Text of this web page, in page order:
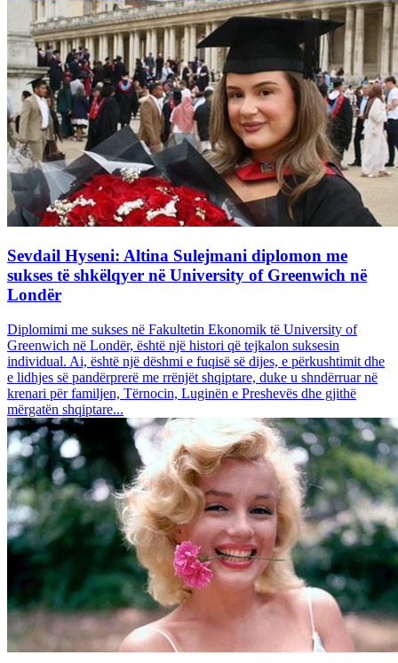
Sevdail Hyseni: Altina Sulejmani diplomon me
sukses të shkëlqyer në University of Greenwich në
Londër
Diplomimi me sukses në Fakultetin Ekonomik të University of
Greenwich në Londër, është një histori që tejkalon suksesin
individual. Ai, është një dëshmi e fuqisë së dijes, e përkushtimit dhe
e lidhjes së pandërprerë me rrënjët shqiptare, duke u shndërruar në
krenari për familjen, Tërnocin, Luginën e Preshevës dhe gjithë
mërgatën shqiptare...